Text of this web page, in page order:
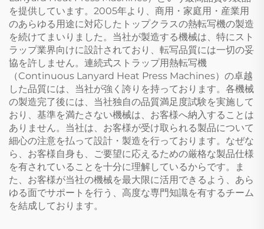
を提供しています。2005年より、商用・家庭用・産業用
のあらゆる用途に対応したトップクラスの熱転写機の製造
を続けてまいりました。当社が製造する機械は、特にスト
ラップ業界向けに設計されており、転写品質には一切の妥
協を許しません。連続式ストラップ用熱転写機
（Continuous Lanyard Heat Press Machines）の卓越
した品質には、当社が強く誇りを持っております。各機械
の製造完了後には、当社独自の品質満足度試験を実施して
おり、基準を満たさない機械は、お客様へ納入することは
ありません。当社は、お客様が受け取られる製品について
細心の注意を払って設計・製造を行っております。なぜな
ら、お客様自身も、ご要望に応えるための厳格な製品仕様
を有されていることを十分に理解しているからです。ま
た、お客様が当社の機械を最大限に活用できるよう、あら
ゆる面でサポートを行う、高度な専門知識を有するチーム
を結成しております。